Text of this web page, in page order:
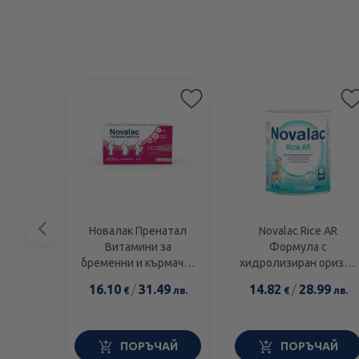
Новалак Пренатал
Витамини за
бременни и кърмачки
16.10€ /31.49лв.
ПОРЪЧАЙ
Novalac Rice AR
Формула с
хидролизиран оризов
и малки деца 400г
14.82 € / 28.99лв.
ПОРЪЧАЙ
Предишен
елемент